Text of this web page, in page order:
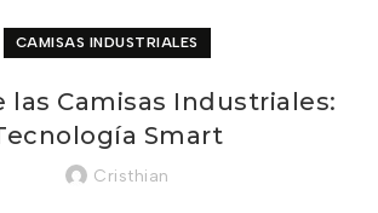
CAMISAS INDUSTRIALES
las Camisas Industriales:
Smart
Cristhian